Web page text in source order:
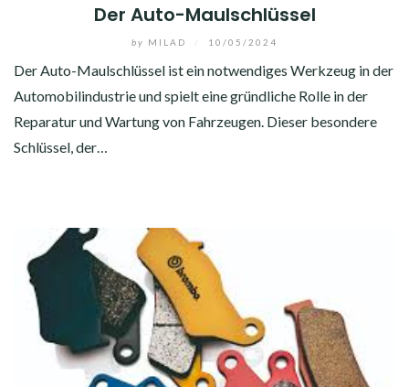
Der Auto-Maulschlüssel
by MILAD 10/05/2024
Der Auto-Maulschlüssel ist ein notwendiges Werkzeug in der
Automobilindustrie und spielt eine gründliche Rolle in der
Reparatur und Wartung von Fahrzeugen. Dieser besondere
Schlüssel, der…